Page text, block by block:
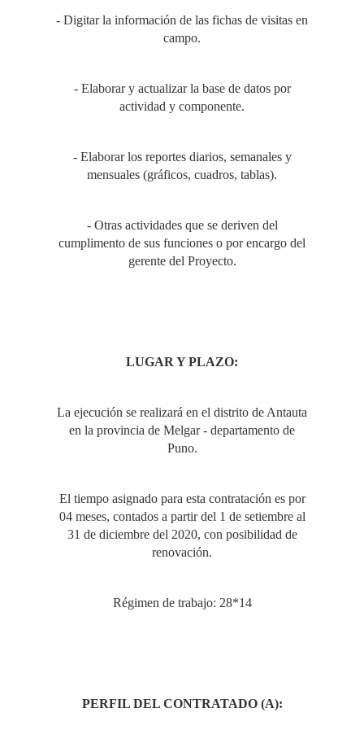
- Digitar la información de las fichas de visitas en
campo.
- Elaborar y actualizar la base de datos por
actividad y componente.
- Elaborar los reportes diarios, semanales y
mensuales (gráficos, cuadros, tablas).
- Otras actividades que se deriven del
cumplimento de sus funciones o por encargo del
gerente del Proyecto.
LUGAR Y PLAZO:
La ejecución se realizará en el distrito de Antauta
en la provincia de Melgar - departamento de
Puno.
El tiempo asignado para esta contratación es por
04 meses, contados a partir del 1 de setiembre al
31 de diciembre del 2020, con posibilidad de
renovación.
Régimen de trabajo: 28*14
PERFIL DEL CONTRATADO (A):